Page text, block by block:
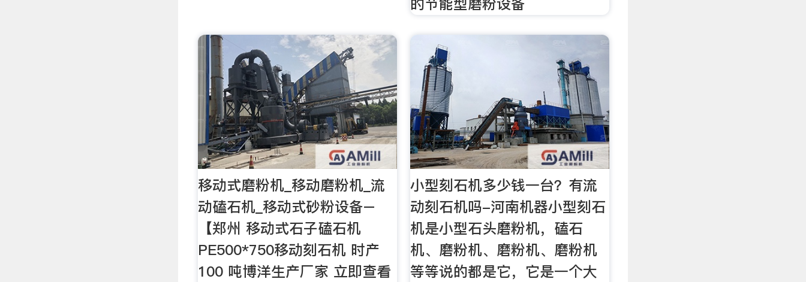
移动式磨粉机_移动磨粉机_流
动磕石机_移动式砂粉设备–
【郑州 移动式石子磕石机
PE500*750移动刻石机 时产
100 吨博洋生产厂家 立即查看
小型刻石机多少钱一台？有流
动刻石机吗-河南机器小型刻石
机是小型石头磨粉机，磕石
机、磨粉机、磨粉机、磨粉机
等等说的都是它，它是一个大